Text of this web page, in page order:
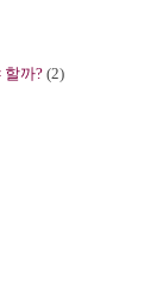
할까? (2)